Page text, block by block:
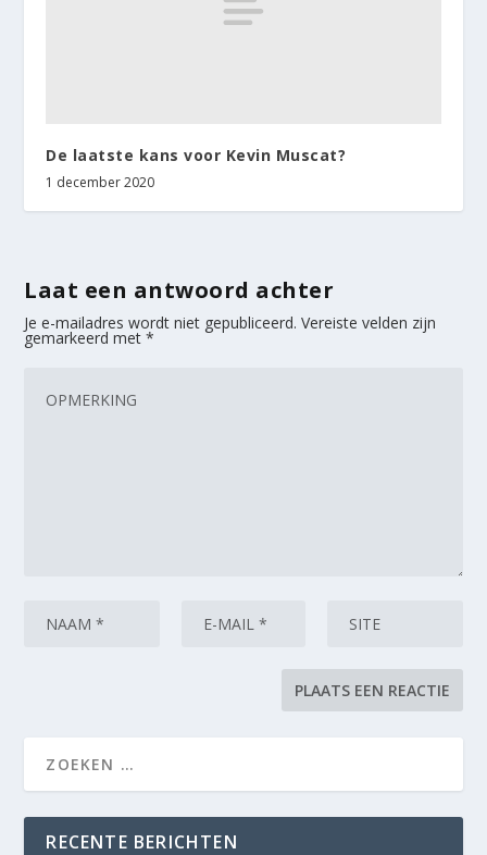
De laatste kans voor Kevin Muscat?
1 december 2020
Laat een antwoord achter
Je e-mailadres wordt niet gepubliceerd. Vereiste velden zijn
gemarkeerd met*
RECENTE BERICHTEN